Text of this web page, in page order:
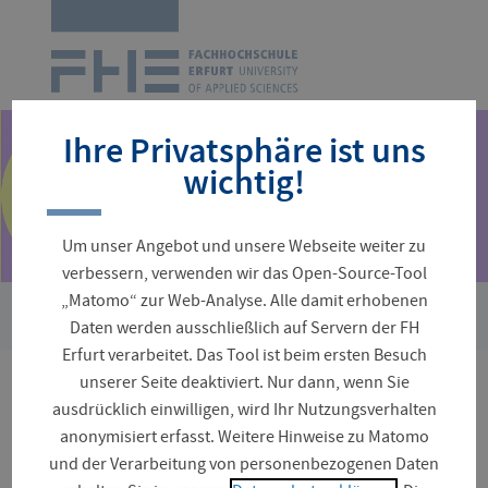
Navigation
überspringen
Sie
sind
hier:
Fakultäten und Fachrichtungen › Landschaftsarchitektur,
Master Erneuerbare
Energien Management
Ihre Privatsphäre ist uns
wichtig!
Um unser Angebot und unsere Webseite weiter zu
verbessern, verwenden wir das Open-Source-Tool
„Matomo“ zur Web-Analyse. Alle damit erhobenen
Daten werden ausschließlich auf Servern der FH
Erfurt verarbeitet. Das Tool ist beim ersten Besuch
unserer Seite deaktiviert. Nur dann, wenn Sie
ausdrücklich einwilligen, wird Ihr Nutzungsverhalten
anonymisiert erfasst. Weitere Hinweise zu Matomo
und der Verarbeitung von personenbezogenen Daten